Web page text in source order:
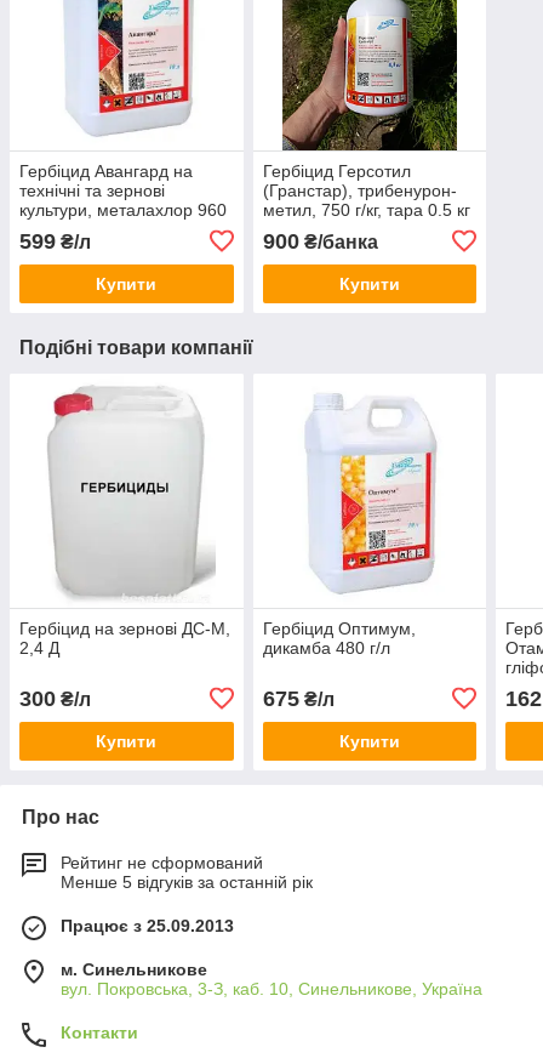
Гербіцид Авангард на
технічні та зернові
культури, металахлор 960
599 ₴/л
Купити
Гербіцид Герсотил
(Гранстар), трибенурон-
метил, 750 г/кг, тара 0.5 кг
900₴/банка
Купити
Подібні товари компанії
Гербіцид на зернові ДС-М,
2,4 Д
300 ₴/л
Купити
Гербіцид Оптимум,
дикамба 480 г/л
675₴/л
Купити
162
Про нас
Рейтинг не сформований
Менше 5 відгуків за останній рік
Працює з 25.09.2013
м. Синельникове
вул. Покровська, 3-З, каб. 10, Синельникове, Україна
Контакти